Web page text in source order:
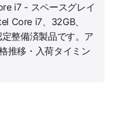
i7 - スペースグレイ
Core i7、32GB、
整備済製品です。ア
推移・入荷タイミン